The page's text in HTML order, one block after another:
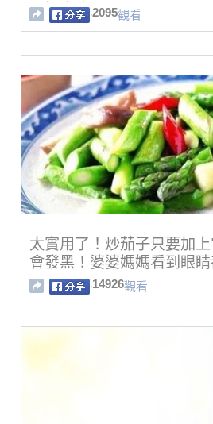
平坦小腹！2095觀看
太實用了！炒茄子只要加
會發黑！婆婆媽媽看到眼睛
14926觀看